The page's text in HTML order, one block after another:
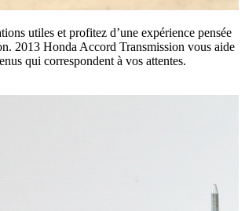
utiles et profitez d’une expérience pensée
2013 Honda Accord Transmission vous aide
qui correspondent à vos attentes.